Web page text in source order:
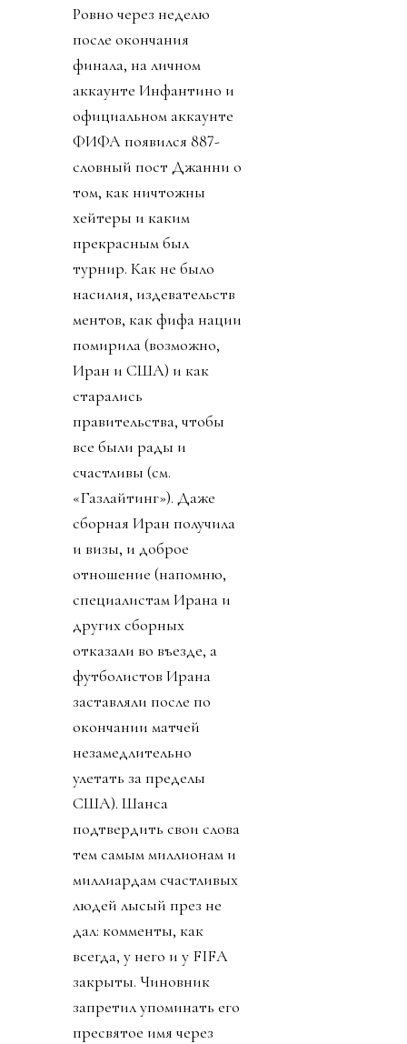
Ровно через неделю
после окончания
финала, на личном
аккаунте Инфантино и
официальном аккаунте
ФИФА появился 887-
словный пост Джанни о
том, как ничтожны
хейтеры и каким
прекрасным был
турнир. Как не было
насилия, издевательств
ментов, как фифа нации
помирила (возможно,
Иран и США) и как
старались
правительства, чтобы
все были рады и
счастливы (см.
«Газлайтинг»). Даже
сборная Иран получила
и визы, и доброе
отношение (напомню,
специалистам Ирана и
других сборных
отказали во въезде, а
футболистов Ирана
заставляли после по
окончании матчей
незамедлительно
улетать за пределы
США). Шанса
подтвердить свои слова
тем самым миллионам и
миллиардам счастливых
людей лысый през не
дал: комменты, как
всегда, у него и у FIFA
закрыты. Чиновник
запретил упоминать его
пресвятое имя через